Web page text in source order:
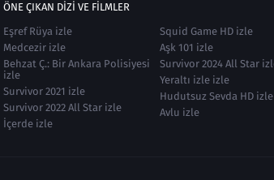
ÖNE ÇIKAN DIZI VE FILMLER
Eşref Rüya izle
Medcezir izle
Behzat Ç.: Bir Ankara Polisiyesi
izle
Survivor 2021 izle
Survivor 2022 All Star izle
İçerde izle
Squid Game HD izle
Aşk 101 izle
Survivor 2024 All Star
Yeraltı izle izle
Hudutsuz Sevda HD izle
Avlu izle